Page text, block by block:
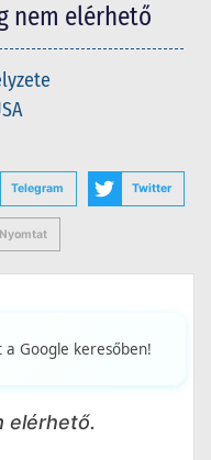
nem elérhető
Telegram Twitter
Nyomtat
a Google keresőben!
elérhető.